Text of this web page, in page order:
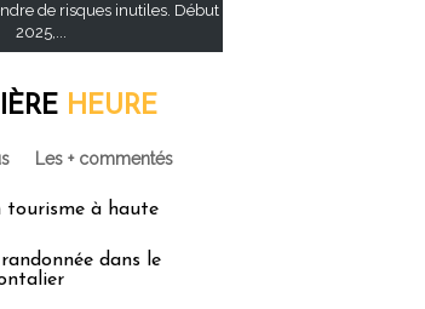
de risques inutiles. Début
2025,...
HEURE
Les + commentés
tourisme à haute
dans le